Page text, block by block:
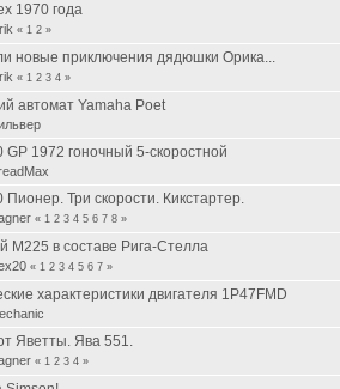
1970 года
« 1 2»
новые приключения дядюшки Орика...
« 1 2 3 4»
автомат Yamaha Poet
GP 1972 гоночный 5-скоростной
Пионер. Три скорости. Кикстартер.
« 1 2 3 4 5 6 7 8»
М225 в составе Рига-Стелла
« 1 2 3 4 5 6 7»
характеристики двигателя 1P47FMD
Яветты. Ява 551.
« 1 2 3 4»